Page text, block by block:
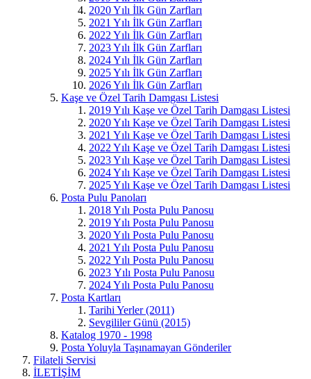
2020 Yılı İlk Gün Zarfları
2021 Yılı İlk Gün Zarfları
2022 Yılı İlk Gün Zarfları
2023 Yılı İlk Gün Zarfları
2024 Yılı İlk Gün Zarfları
2025 Yılı İlk Gün Zarfları
2026 Yılı İlk Gün Zarfları
Kaşe ve Özel Tarih Damgası Listesi
2019 Yılı Kaşe ve Özel Tarih Damgası Listesi
2020 Yılı Kaşe ve Özel Tarih Damgası Listesi
2021 Yılı Kaşe ve Özel Tarih Damgası Listesi
2022 Yılı Kaşe ve Özel Tarih Damgası Listesi
2023 Yılı Kaşe ve Özel Tarih Damgası Listesi
2024 Yılı Kaşe ve Özel Tarih Damgası Listesi
2025 Yılı Kaşe ve Özel Tarih Damgası Listesi
Posta Pulu Panoları
2018 Yılı Posta Pulu Panosu
2019 Yılı Posta Pulu Panosu
2020 Yılı Posta Pulu Panosu
2021 Yılı Posta Pulu Panosu
2022 Yılı Posta Pulu Panosu
2023 Yılı Posta Pulu Panosu
2024 Yılı Posta Pulu Panosu
Posta Kartları
Tarihi Yerler (2011)
Sevgililer Günü (2015)
Katalog 1970 - 1998
Posta Yoluyla Taşınamayan Gönderiler
Filateli Servisi
İLETİŞİM